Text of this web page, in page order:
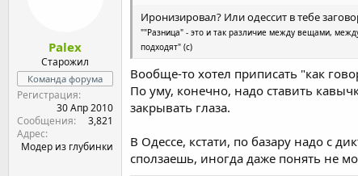
Palex
Старожил
Команда форума
Регистрация
30 Апр 2010
Сообщения
3,821
Адрес
Модер из глубинки
Иронизировал? Или одессит в тебе
""Разница" - это и так различие между вещами,
подходят" (с)
Вообще-то хотел приписать "как
По уму, конечно, надо ставить
закрывать глаза.
В Одессе, кстати, по базару надо с
сползаешь, иногда даже понять не